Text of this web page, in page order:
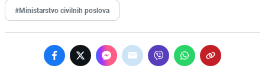
#Ministarstvo civilnih poslova